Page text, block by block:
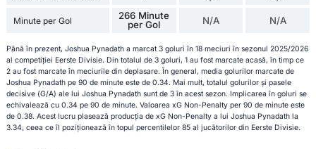
Minute per Gol
266 Minute
per Gol
N/A N/A
Până în prezent, Joshua Pynadath a marcat 3 goluri în 18 meciuri în sezonul 2025/2026
al competiției Eerste Divisie. Din totalul de 3 goluri, 1 au fost marcate acasă, în timp ce
2 au fost marcate în meciurile din deplasare. În general, media golurilor marcate de
Joshua Pynadath pe 90 de minute este de 0.34. Mai mult, totalul golurilor și pasele
decisive (G/A) ale lui Joshua Pynadath sunt de 3 în acest sezon. Implicarea în goluri se
echivalează cu 0.34 pe 90 de minute. Valoarea xG Non-Penalty per 90 de minute este
de 0.38. Acest lucru plasează producția de xG Non-Penalty a lui Joshua Pynadath la
3.34, ceea ce îl poziționează în topul percentilelor 85 al jucătorilor din Eerste Divisie.